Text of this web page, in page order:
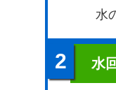
水
2 水